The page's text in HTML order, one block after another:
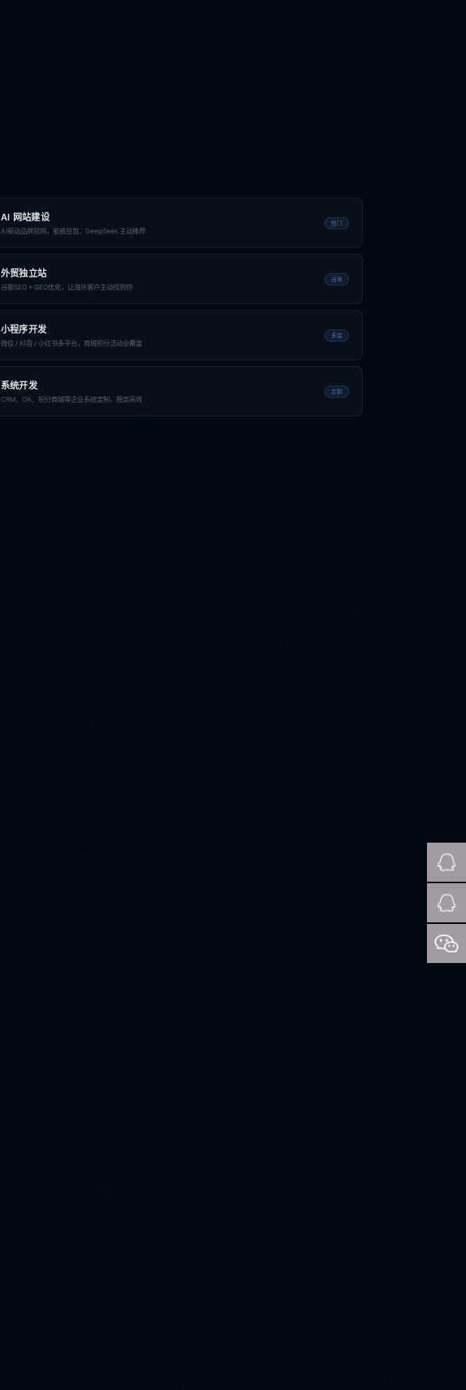
AI 网站建设
AI驱动品牌官网，能被豆包、DeepSeek 主动推荐
热门
外贸独立站
谷歌SEO + GEO优化，让海外客户主动找到你
出海
小程序开发
微信 / 抖音 / 小红书多平台，商城积分活动全覆盖
多端
系统开发
CRM、OA、积分商城等企业系统定制，稳定高效
定制